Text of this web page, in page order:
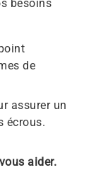
besoins
de
assurer un
écrous.
aider.